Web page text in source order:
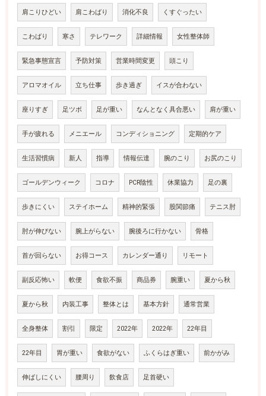
肩こりひどい 肩こわばり 消化不良 くすぐったい
こわばり 寒さ テレワーク 詳細情報 女性整体師
緊急事態宣言 予防対策 営業時間変更 頭こり
アロマオイル 立ち仕事 歩き過ぎ イスが合わない
座りすぎ 足ツボ 足が重い なんとなく具合悪い 肩が重い
手が疲れる メニエール コンディショニング 定期的ケア
生活習慣病 新人 指導 情報伝達 腕のこり お尻のこり
ゴールデンウィーク コロナ PCR陰性 休業協力 足の裏
歩きにくい ステイホーム 精神的緊張 股関節痛 テニス肘
肘が伸びない 腕上がらない 腕後ろに行かない 骨格
首が回らない お得コース カレンダー通り リモート
副反応怖い 軟便 食欲不振 商品券 腕重い 夏から秋
夏から秋 内装工事 整体とは 基本方針 通常営業
全身整体 割引 限定 2022年 2022年 22年目
22年目 胃が重い 食欲がない ふくらはぎ重い 前かがみ
伸ばしにくい 腰周り 飲食店 足首硬い